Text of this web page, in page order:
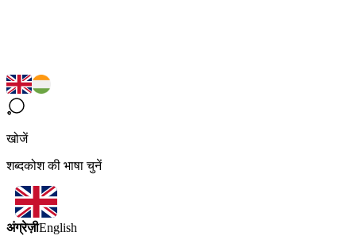
खोजें
शब्दकोश की भाषा चुनें
अंग्रेज़ीEnglish